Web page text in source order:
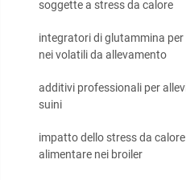
soggette a stress da calore
integratori di glutammina
nei volatili da allevamento
additivi professionali per
suini
impatto dello stress da
alimentare nei broiler